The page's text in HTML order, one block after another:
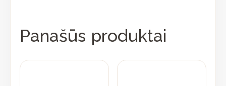
Panašūs produktai